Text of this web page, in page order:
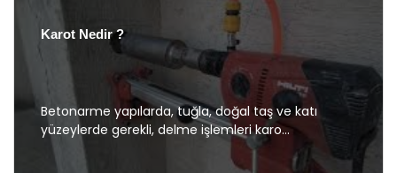
Karot Nedir ?
Betonarme yapılarda, tuğla, doğal taş ve katı
yüzeylerde gerekli, delme işlemleri karo...